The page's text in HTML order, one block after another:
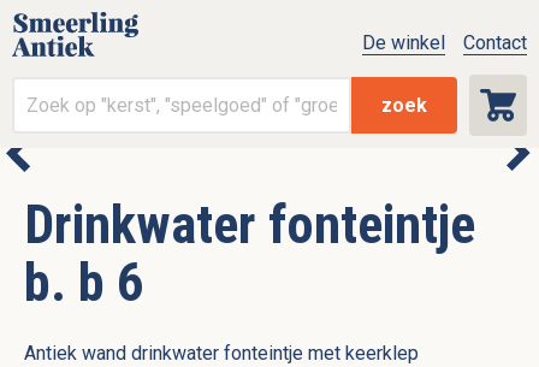
zoek
De winkel Contact
Drinkwater fonteintje
b. b 6
Antiek wand drinkwater fonteintje met keerklep